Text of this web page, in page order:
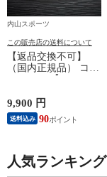
内山スポーツ
この販売店の送料について
【返品交換不可】
（国内正規品） コラ
トッテ ネックレス
CREST ABAAS 【
ABAAS5 磁気ネック
メンズ レディース
】【翌日配達対象】
9,900 円
送料込み 90
人気ランキング